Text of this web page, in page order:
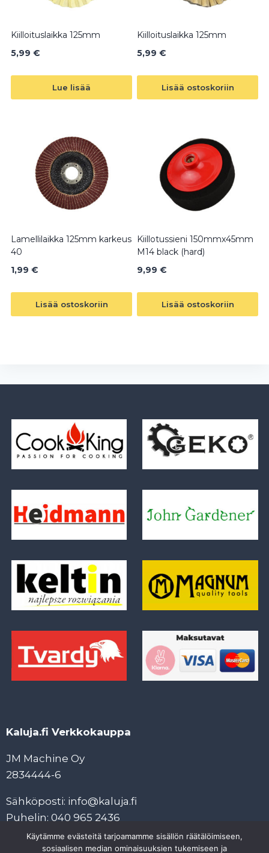
Kiilloituslaikka 125mm
5,99 €
Lue lisää
Kiilloituslaikka 125mm
5,99 €
Lisää ostoskoriin
Lamellilaikka 125mm karkeus
40
1,99 €
Lisää ostoskoriin
Kiillotussieni 150mmx45mm
M14 black (hard)
9,99 €
Lisää ostoskoriin
Kaluja.fi Verkkokauppa
JM Machine Oy
2834444-6
Sähköposti: info@kaluja.fi
Puhelin: 040 965 2436
Tietosuojaseloste
Käytämme evästeitä tarjoamamme sisällön räätälöimiseen,
sosiaalisen median ominaisuuksien tukemiseen ja